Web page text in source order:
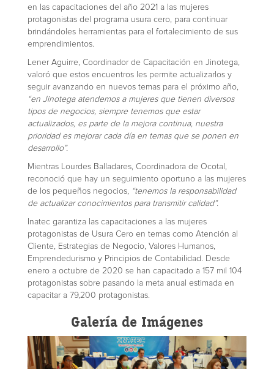
en las capacitaciones del año 2021 a las mujeres
protagonistas del programa usura cero, para continuar
brindándoles herramientas para el fortalecimiento de sus
emprendimientos.
Lener Aguirre, Coordinador de Capacitación en Jinotega,
valoró que estos encuentros les permite actualizarlos y
seguir avanzando en nuevos temas para el próximo año,
“en Jinotega atendemos a mujeres que tienen diversos
tipos de negocios, siempre tenemos que estar
actualizados, es parte de la mejora continua, nuestra
prioridad es mejorar cada día en temas que se ponen en
desarrollo”.
Mientras Lourdes Balladares, Coordinadora de Ocotal,
reconoció que hay un seguimiento oportuno a las mujeres
de los pequeños negocios,
“tenemos la responsabilidad
de actualizar conocimientos para transmitir calidad”.
Inatec garantiza las capacitaciones a las mujeres
protagonistas de Usura Cero en temas como Atención al
Cliente, Estrategias de Negocio, Valores Humanos,
Emprendedurismo y Principios de Contabilidad. Desde
enero a octubre de 2020 se han capacitado a 157 mil 104
protagonistas sobre pasando la meta anual estimada en
capacitar a 79,200 protagonistas.
Galería de Imágenes